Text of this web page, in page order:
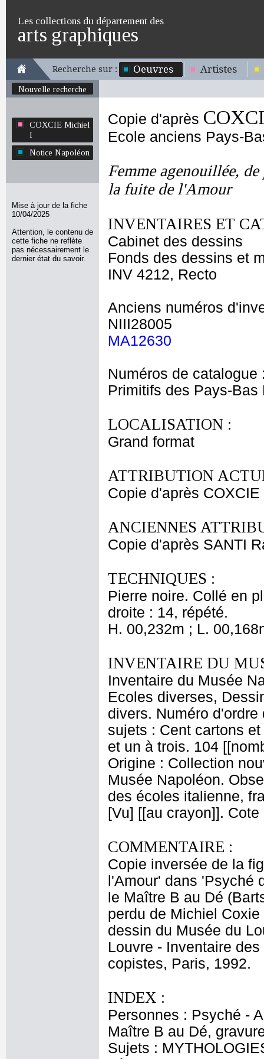
Les collections du département des
arts graphiques
Recherche sur : Oeuvres Artistes
Nouvelle recherche
COXCIE Michiel
I
Notice Napoléon
Mise à jour de la fiche
10/04/2025
Attention, le contenu de
cette fiche ne reflète
pas nécessairement le
dernier état du savoir.
Copie d'après
Ecole anciens Pays-
Femme agenouillée,
la fuite de l'Amour
INVENTAIRES ET
Cabinet des dessins
Fonds des dessins et
INV 4212, Recto
Anciens numéros
NIII28005
MA12630
Numéros de catalogue
Primitifs des Pays-Bas
LOCALISATION :
Grand format
ATTRIBUTION
Copie d'après
ANCIENNES
Copie d'après SANTI
TECHNIQUES :
Pierre noire. Collé en
droite : 14, répété.
H. 00,232m ; L.
INVENTAIRE DU
Inventaire du Musée
Ecoles diverses,
divers. Numéro
sujets : Cent cartons
et un à trois. 104
Origine : Collection
Musée Napoléon.
des écoles italienne,
[Vu] [[au crayon]]. Cote
COMMENTAIRE :
Copie inversée de la
l'Amour' dans 'Psyché
le Maître B au Dé
perdu de Michiel
dessin du Musée du
Louvre - Inventaire
copistes, Paris, 1992.
INDEX :
Personnes : Psyché -
Maître B au Dé,
Sujets :